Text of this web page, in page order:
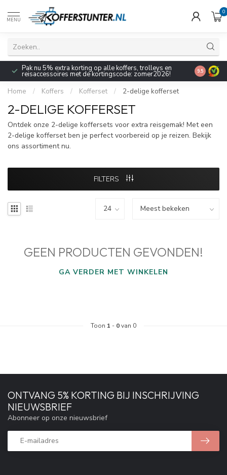
MENU
0
Pak nu 5% extra korting op alle koffers, trolleys en
reisaccessoires met de kortingscode: zomer2026! 9.5
Home / Koffers / Kofferset / 2-delige kofferset
2-DELIGE KOFFERSET
Ontdek onze 2-delige koffersets voor extra reisgemak! Met een
2-delige kofferset ben je perfect voorbereid op je reizen. Bekijk
ons assortiment nu.
FILTERS
GEEN PRODUCTEN GEVONDEN!
GA VERDER MET WINKELEN
Toon 1 - 0van 0
ONTVANG 5% KORTING BIJ INSCHRIJVING
NIEUWSBRIEF
Abonneer op onze nieuwsbrief